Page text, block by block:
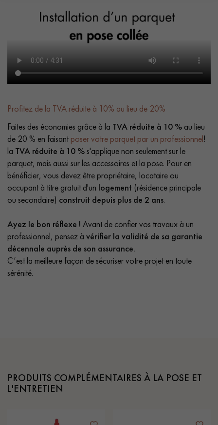
Profitez de la TVA réduite à 10% au lieu de 20%
Faites des économies grâce à la TVA réduite à 10 % au lieu
de 20 % en faisant poser votre parquet par un professionnel!
la TVA réduite à 10 %s'applique non seulement sur le
parquet, mais aussi sur les accessoires et la pose. Pour en
bénéficier, vous devez être propriétaire, locataire ou
occupant à titre gratuit d'un logement (résidence principale
ou secondaire) construit depuis plus de 2 ans.
Ayez le bon réflexe ! Avant de confier vos travaux à un
professionnel, pensez à vérifier la validité de sa garantie
décennale auprès de son assurance.
C’est la meilleure façon de sécuriser votre projet en toute
sérénité.
PRODUITS COMPLÉMENTAIRES À LA POSE ET
L'ENTRETIEN